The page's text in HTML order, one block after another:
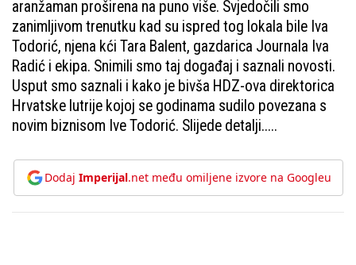
aranžaman proširena na puno više. Svjedočili smo
zanimljivom trenutku kad su ispred tog lokala bile Iva
Todorić, njena kći Tara Balent, gazdarica Journala Iva
Radić i ekipa. Snimili smo taj događaj i saznali novosti.
Usput smo saznali i kako je bivša HDZ-ova direktorica
Hrvatske lutrije kojoj se godinama sudilo povezana s
novim biznisom Ive Todorić. Slijede detalji.....
Dodaj Imperijal.net među omiljene izvore na Googleu